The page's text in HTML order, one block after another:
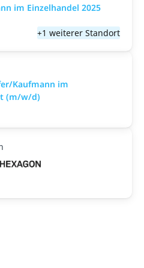
im Einzelhandel 2025
+1 weiterer Standort
Kaufmann im
(m/w/d)